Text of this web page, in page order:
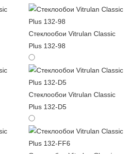
Стеклообои Vitrulan Classic
Plus 132-98
Стеклообои Vitrulan Classic
Plus 132-D5